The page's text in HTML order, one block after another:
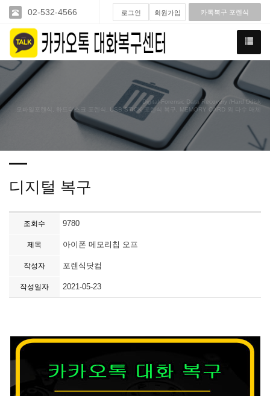
02-532-4566 로그인 회원가입 카톡복구 포렌식
Digital-Forensic Data Recovery /Hard Ddisk
모바일포렌식, 하드디스크 포렌식, USB STICK 포렌식 복구, MEMORY CARD 외 다수 매체
디지털 복구
조회수 9780
제목 아이폰 메모리칩 오프
작성자 포렌식닷컴
작성일자 2021-05-23